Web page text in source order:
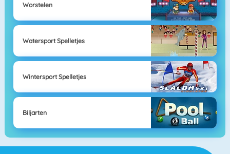
Worstelen
Watersport Spelletjes
Wintersport Spelletjes
Biljarten